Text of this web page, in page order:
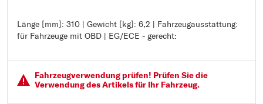
Länge [mm]: 310 | Gewicht [kg]: 6,2 | Fahrzeugausstattung:
für Fahrzeuge mit OBD | EG/ECE - gerecht:
Länge [mm]: 310
Gewicht [kg]: 6,2
EG/ECE - gerecht:
Fahrzeugver­wendung prüfen! Prüfen Sie die
Verwendung des Artikels für Ihr Fahrzeug.